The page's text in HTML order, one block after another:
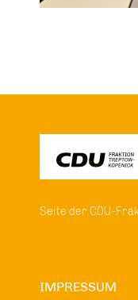
Seite der CDU-
IMPRESSUM